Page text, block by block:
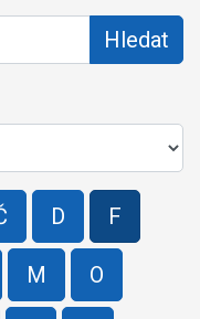
Hledat
D F
M O